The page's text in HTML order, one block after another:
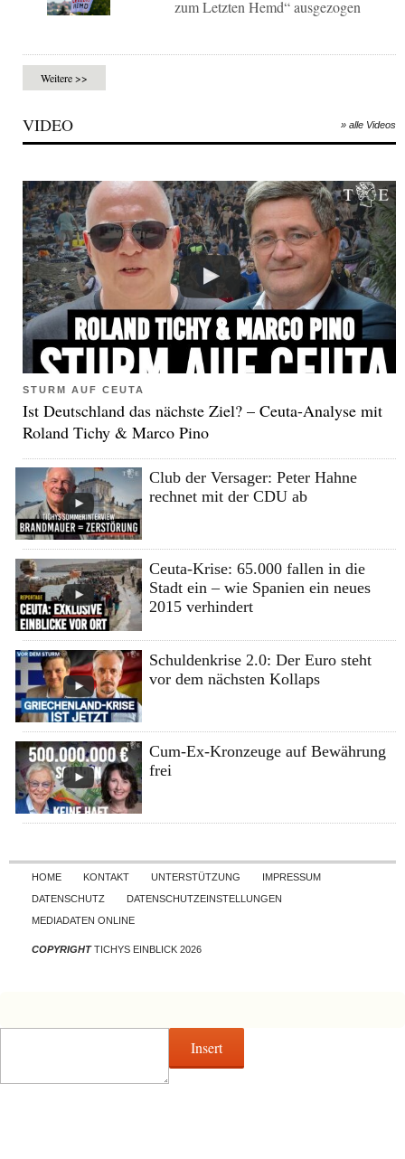
zum Letzten Hemd“ ausgezogen
Weitere >>
VIDEO » alle Videos
STURM AUF CEUTA
Ist Deutschland das nächste Ziel? – Ceuta-Analyse mit
Roland Tichy & Marco Pino
Club der Versager: Peter Hahne
rechnet mit der CDU ab
Ceuta-Krise: 65.000 fallen in die
Stadt ein – wie Spanien ein neues
2015 verhindert
Schuldenkrise 2.0: Der Euro steht
vor dem nächsten Kollaps
Cum-Ex-Kronzeuge auf Bewährung
frei
Skip to content
HOME KONTAKT UNTERSTÜTZUNG
IMPRESSUM
DATENSCHUTZ
DATENSCHUTZEINSTELLUNGEN
MEDIADATEN ONLINE
COPYRIGHTTICHYS EINBLICK 2026
Insert